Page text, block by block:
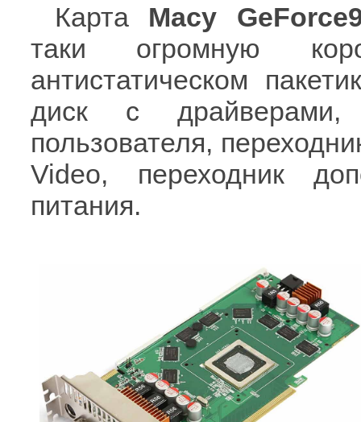
Карта Macy
таки огромную
антистатическом
диск с драйверами,
пользователя,
Video, переходник
питания.